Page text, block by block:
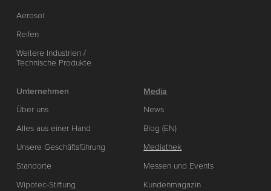
Aerosol
Reifen
Weitere Industrien /
Technische Produkte
Unternehmen
Über uns
Alles aus einer Hand
Unsere Geschäftsführung
Standorte
Wipotec-Stiftung
Media
News
Blog (EN)
Mediathek
Messen und Events
Kundenmagazin